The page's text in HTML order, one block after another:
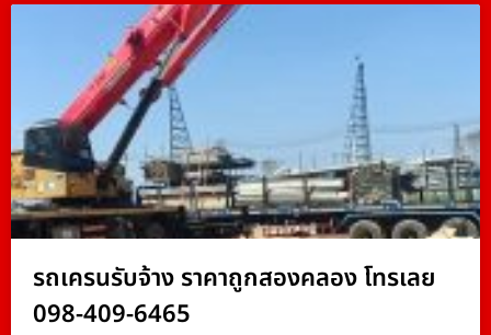
รถเครนรับจ้าง ราคาถูกสองคลอง โทรเลย
098-409-6465